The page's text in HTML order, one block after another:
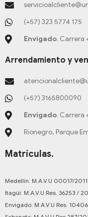
p
a
m
k
-
f
(+57) 323 5774 175
Envigado. Carrera
Arrendamiento y
(+57) 3165800090
Envigado. Carrera
Rionegro, Parque
Matrículas.
Medellín: M.A.V.U 00017/2011.
Itagüí: M.A.V.U Res. 36253 /
Envigado: M.A.V.U Res.